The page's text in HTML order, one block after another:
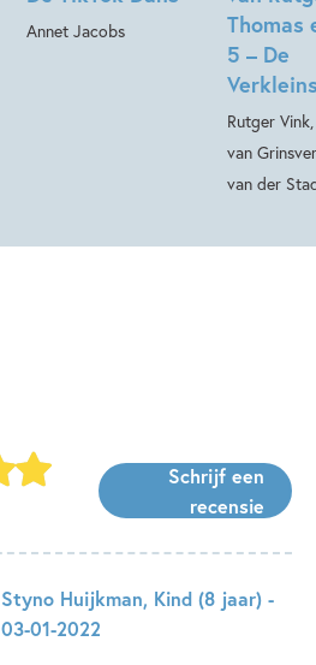
Annet Jacobs
Thomas
5 – De
Rutger
van
van der
Schrijf een
recensie
Styno Huijkman, Kind (8 jaar) -
03-01-2022